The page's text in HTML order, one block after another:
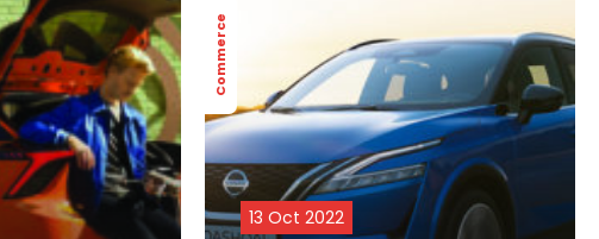
Commerce
13 Oct 2022